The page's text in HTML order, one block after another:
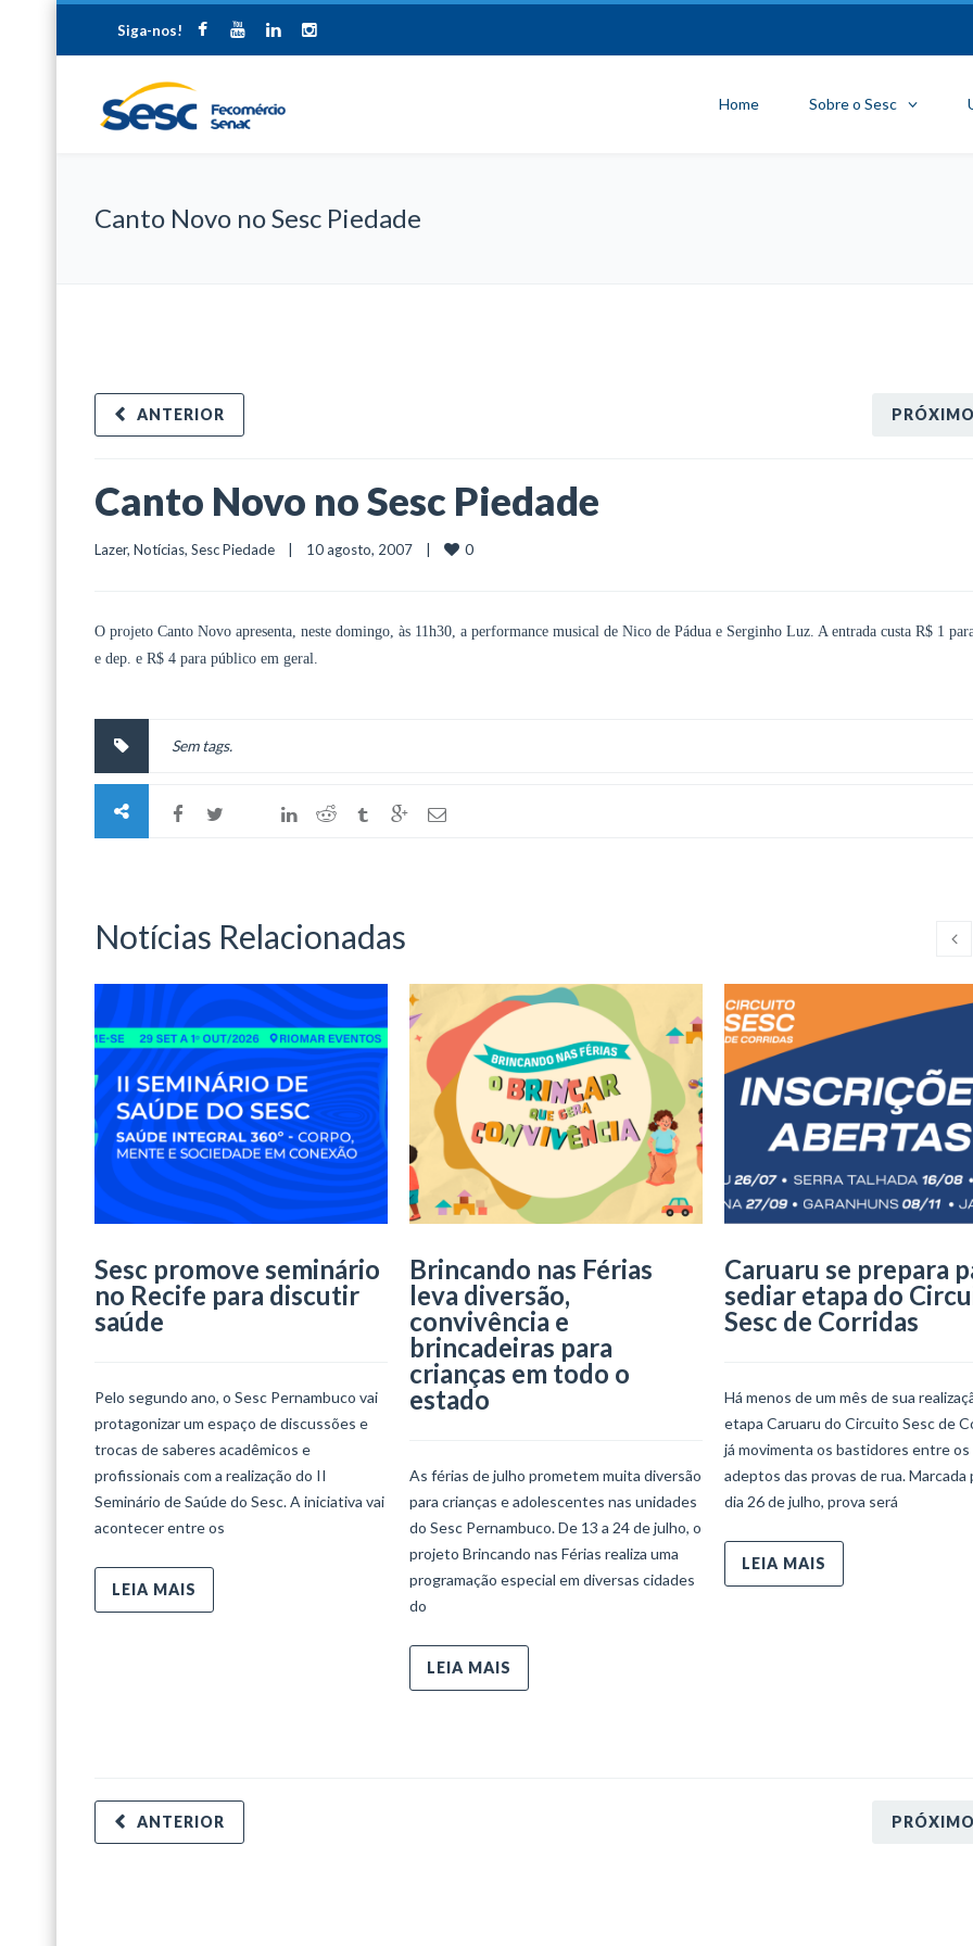
Siga-nos!
Home Sobre o Sesc
Canto Novo no Sesc Piedade
PRÓXIMO
ANTERIOR
Canto Novo no Sesc Piedade
Lazer, Notícias, Sesc Piedade
    |    10 agosto, 2007    |
0
O projeto Canto Novo apresenta, neste domingo, às 11h30, a performance musical de Nico de Pádua e Serginho Luz. A entrada custa R$ 1
e dep. e R$ 4 para público em geral.
Sem tags.
Notícias Relacionadas
Sesc promove seminário
no Recife para discutir
saúde
Pelo segundo ano, o Sesc Pernambuco vai
protagonizar um espaço de discussões e
trocas de saberes acadêmicos e
profissionais com a realização do II
Seminário de Saúde do Sesc. A iniciativa vai
acontecer entre os
LEIA MAIS
Brincando nas Férias
leva diversão,
convivência e
brincadeiras para
crianças em todo o
estado
As férias de julho prometem muita diversão
para crianças e adolescentes nas unidades
do Sesc Pernambuco. De 13 a 24 de julho, o
projeto Brincando nas Férias realiza uma
programação especial em diversas cidades
do
LEIA MAIS
Caruaru se prepara
sediar etapa do
Sesc de Corridas
Há menos de um mês de sua
etapa Caruaru do Circuito Sesc de
já movimenta os bastidores entre os
adeptos das provas de rua. Marcada
dia 26 de julho, prova será
LEIA MAIS
PRÓXIMO
ANTERIOR